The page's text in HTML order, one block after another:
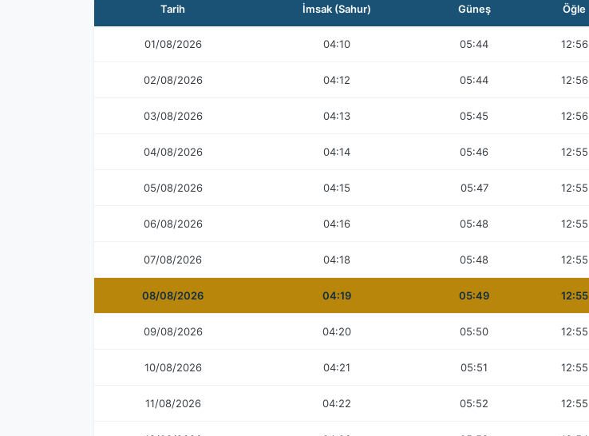
Tarih İmsak (Sahur) Güneş Öğle
01/08/2026 04:10 05:44 12:56
02/08/2026 04:12 05:44 12:56
03/08/2026 04:13 05:45 12:56
04/08/2026 04:14 05:46 12:55
05/08/2026 04:15 05:47 12:55
06/08/2026 04:16 05:48 12:55
07/08/2026 04:18 05:48 12:55
08/08/2026 04:19 05:49 12:55
09/08/2026 04:20 05:50 12:55
10/08/2026 04:21 05:51 12:55
11/08/2026 04:22 05:52 12:55